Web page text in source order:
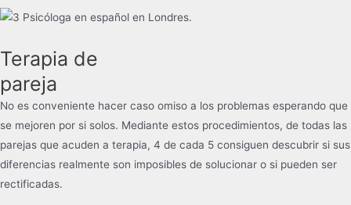
Terapia de
pareja
No es conveniente hacer caso omiso a los problemas esperando que
se mejoren por si solos. Mediante estos procedimientos, de todas las
parejas que acuden a terapia, 4 de cada 5 consiguen descubrir si sus
diferencias realmente son imposibles de solucionar o si pueden ser
rectificadas.